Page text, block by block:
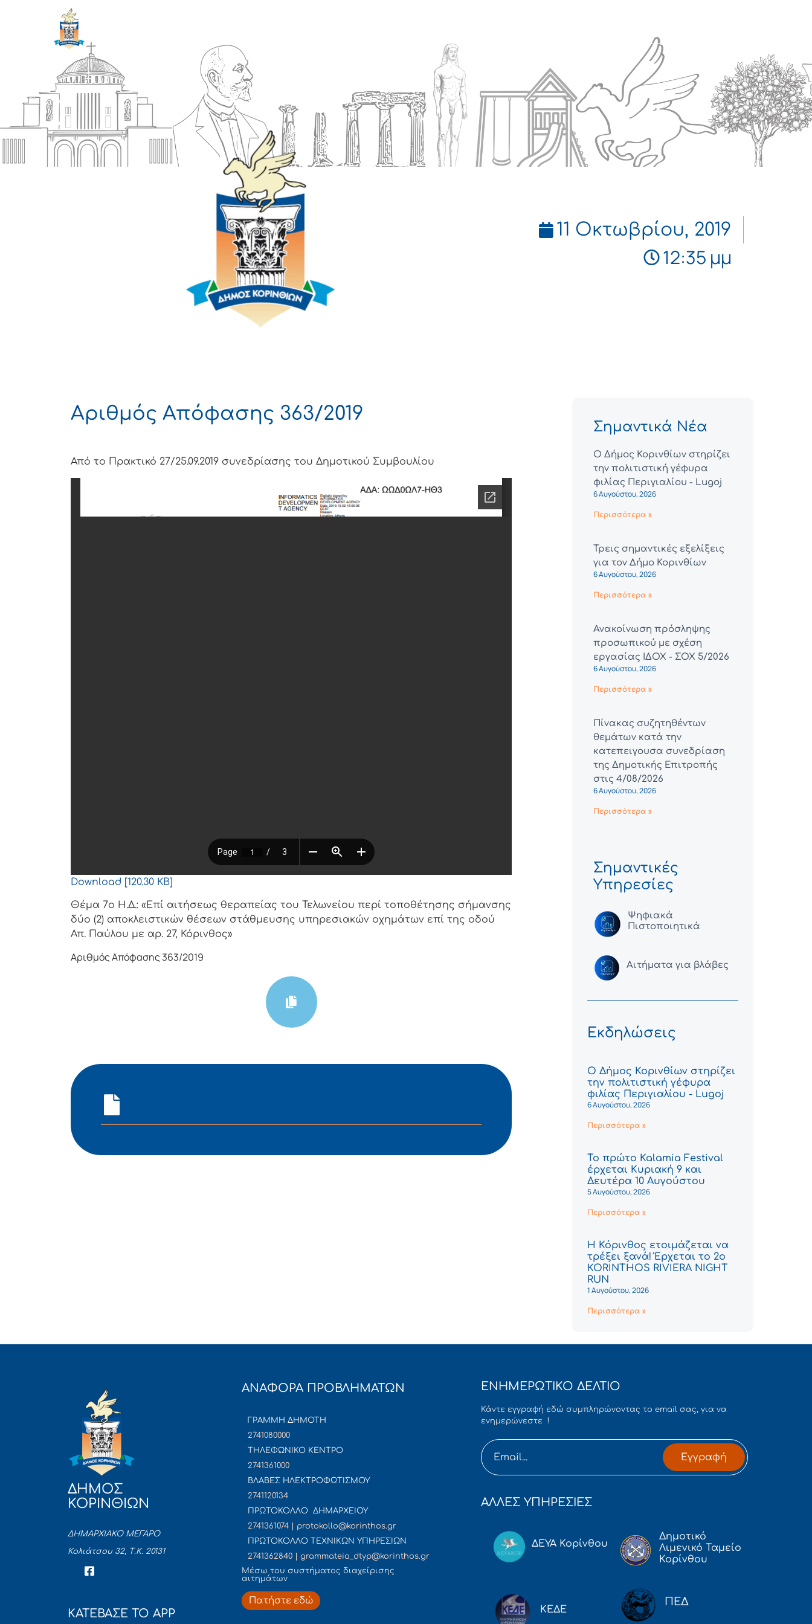
11 Οκτωβρίου, 2019
12:35 μμ
Αριθμός Απόφασης 363/2019
Από το Πρακτικό 27/25.09.2019 συνεδρίασης του Δημοτικού Συμβουλίου
Download [120.30 KB]
Θέμα 7ο Η.Δ.: «Επί αιτήσεως θεραπείας του Τελωνείου περί τοποθέτησης σήμανσης
δύο (2) αποκλειστικών θέσεων στάθμευσης υπηρεσιακών οχημάτων επί της οδού
Απ. Παύλου με αρ. 27, Κόρινθος»
Αριθμός Απόφασης 363/2019
Σημαντικά Νέα
Ο Δήμος Κορινθίων στηρίζει
την πολιτιστική γέφυρα
φιλίας Περιγιαλίου - Lugoj
6 Αυγούστου, 2026
Περισσότερα »
Τρεις σημαντικές εξελίξεις
για τον Δήμο Κορινθίων
6 Αυγούστου, 2026
Περισσότερα »
Ανακοίνωση πρόσληψης
προσωπικού με σχέση
εργασίας ΙΔΟΧ - ΣΟΧ 5/2026
6 Αυγούστου, 2026
Περισσότερα »
Πίνακας συζητηθέντων
θεμάτων κατά την
κατεπειγουσα συνεδρίαση
της Δημοτικής Επιτροπής
στις 4/08/2026
6 Αυγούστου, 2026
Περισσότερα »
Σημαντικές
Υπηρεσίες
Ψηφιακά
Πιστοποιητικά
Αιτήματα για βλάβες
Εκδηλώσεις
Ο Δήμος Κορινθίων στηρίζει
την πολιτιστική γέφυρα
φιλίας Περιγιαλίου - Lugoj
6 Αυγούστου, 2026
Περισσότερα »
Το πρώτο Kalamia Festival
έρχεται Κυριακή 9 και
Δευτέρα 10 Αυγούστου
5 Αυγούστου, 2026
Περισσότερα »
Η Κόρινθος ετοιμάζεται να
τρέξει ξανά! Έρχεται το 2ο
KORINTHOS RIVIERA NIGHT
RUN
1 Αυγούστου, 2026
Περισσότερα »
ΔΗΜΟΣ
ΚΟΡΙΝΘΙΩΝ
ΔΗΜΑΡΧΙΑΚΟ ΜΕΓΑΡΟ
Κολιάτσου 32, Τ.Κ. 20131
ΚΑΤΕΒΑΣΕ ΤΟ APP
ΑΝΑΦΟΡΑ ΠΡΟΒΛΗΜΑΤΩΝ
ΓΡΑΜΜΗ ΔΗΜΟΤΗ
2741080000
ΤΗΛΕΦΩΝΙΚΟ ΚΕΝΤΡΟ
2741361000
ΒΛΑΒΕΣ ΗΛΕΚΤΡΟΦΩΤΙΣΜΟΥ
2741120134
ΠΡΩΤΟΚΟΛΛΟ ΔΗΜΑΡΧΕΙΟΥ
2741361074 | protokollo@korinthos.gr
ΠΡΩΤΟΚΟΛΛΟ ΤΕΧΝΙΚΩΝ ΥΠΗΡΕΣΙΩΝ
2741362840 | grammateia_dtyp@korinthos.gr
Mέσω του συστήματος διαχείρισης
αιτημάτων
Πατήστε εδώ
ΕΝΗΜΕΡΩΤΙΚΟ ΔΕΛΤΙΟ
Κάντε εγγραφή εδώ συμπληρώνοντας το email σας, για να
ενημερώνεστε !
Εγγραφή
ΑΛΛΕΣ ΥΠΗΡΕΣΙΕΣ
ΔΕΥΑ Κορίνθου
Δημοτικό
Λιμενικό Ταμείο
Κορίνθου
ΚΕΔΕ
ΠΕΔ